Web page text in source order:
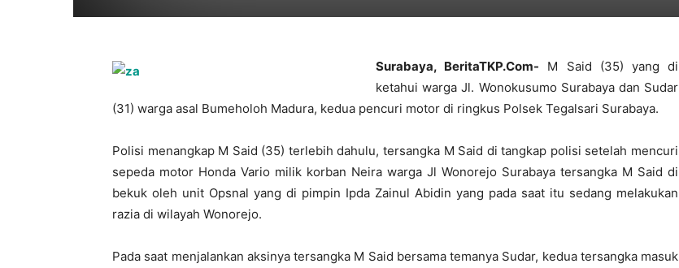
Surabaya, BeritaTKP.Com- M Said (35) yang di
ketahui warga Jl. Wonokusumo Surabaya dan Sudar
(31) warga asal Bumeholoh Madura, kedua pencuri motor di ringkus Polsek Tegalsari Surabaya.
Polisi menangkap M Said (35) terlebih dahulu, tersangka M Said di tangkap polisi setelah mencuri
sepeda motor Honda Vario milik korban Neira warga Jl Wonorejo Surabaya tersangka M Said di
bekuk oleh unit Opsnal yang di pimpin Ipda Zainul Abidin yang pada saat itu sedang melakukan
razia di wilayah Wonorejo.
Pada saat menjalankan aksinya tersangka M Said bersama temanya Sudar, kedua tersangka masuk